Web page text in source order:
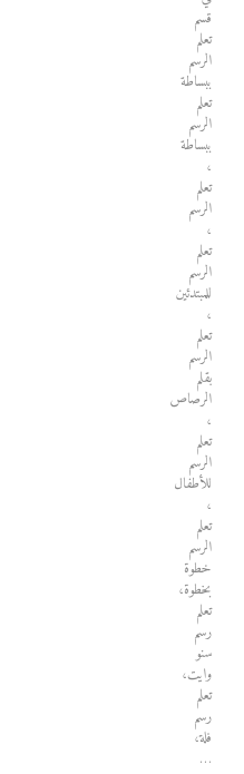
قسم
تعلم
الرسم
ببساطة
تعلم
الرسم
ببساطة
،
تعلم
الرسم
،
تعلم
الرسم
للمبتدئين
،
تعلم
الرسم
بقلم
الرصاص
،
تعلم
الرسم
للأطفال
،
تعلم
الرسم
خطوة
بخطوة،
تعلم
رسم
سنو
وايت،
تعلم
رسم
فلة،
…